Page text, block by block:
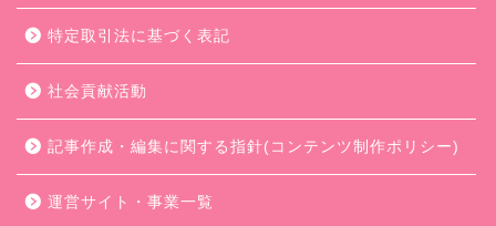
特定取引法に基づく表記
社会貢献活動
記事作成・編集に関する指針(コンテンツ制作ポリシー)
運営サイト・事業一覧